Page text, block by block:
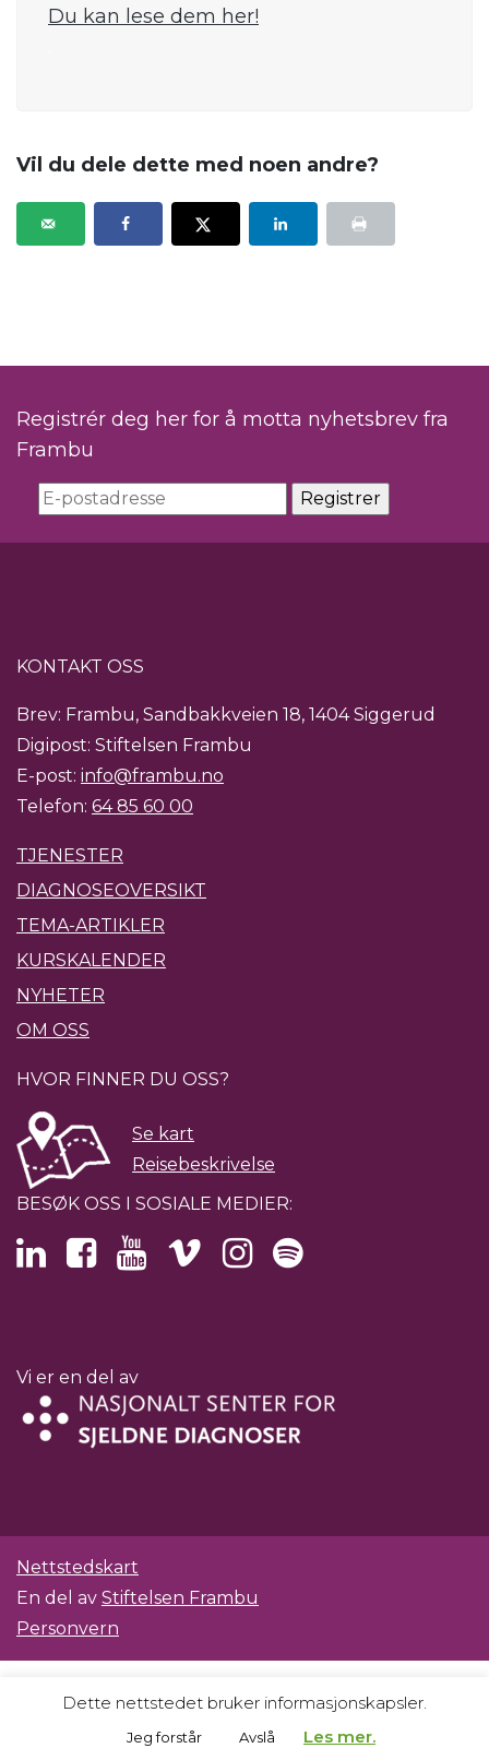
Du kan lese dem her!
Vil du dele dette med noen andre?
Registrér deg her for å motta nyhetsbrev fra
Frambu
KONTAKT OSS
Brev: Frambu, Sandbakkveien 18, 1404 Siggerud
Digipost: Stiftelsen Frambu
E-post: info@frambu.no
Telefon: 64 85 60 00
TJENESTER
DIAGNOSEOVERSIKT
TEMA-ARTIKLER
KURSKALENDER
NYHETER
OM OSS
HVOR FINNER DU OSS?
Se kart
Reisebeskrivelse
BESØK OSS I SOSIALE MEDIER:
Vi er en del av
Nettstedskart
En del av Stiftelsen Frambu
Personvern
Dette nettstedet bruker informasjonskapsler.
Jeg forstår Avslå Les mer.